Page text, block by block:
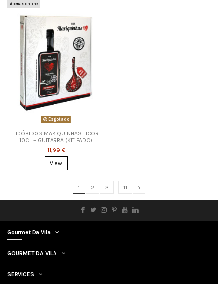
Apenas online
Esgotado
LICÓBIDOS MARIQUINHAS LICOR
10CL + GUITARRA (KIT FADO)
11,99 €
View
1 2 3 11
Gourmet Da Vila
GOURMET DA VILA
SERVICES